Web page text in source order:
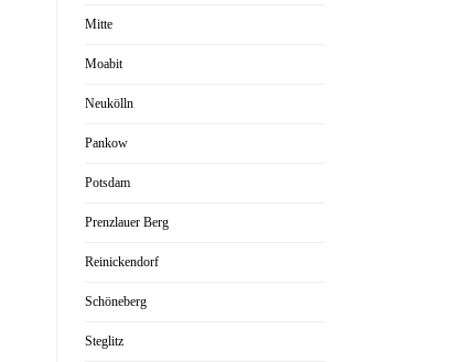
Mitte
Moabit
Neukölln
Pankow
Potsdam
Prenzlauer Berg
Reinickendorf
Schöneberg
Steglitz